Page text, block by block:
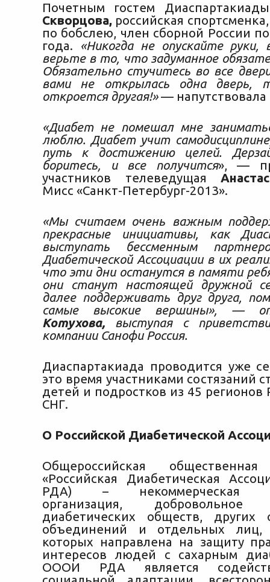
Почетным гостем
Скворцова, российская
по бобслею, член сборной России
года. «Никогда не опускайте руки,
верьте в то, что задуманное
Обязательно стучитесь во все
вами не открылась одна дверь,
откроется другая!»—
«Диабет не помешал мне
люблю. Диабет учит
путь к достижению целей.
боритесь, и все получится», —
участников телеведущая
Мисс «Санкт-Петербург-2013».
«Мы считаем очень важным
прекрасные инициативы, как
выступать бессменным
Диабетической Ассоциации в их
что эти дни останутся в памяти
они станут настоящей дружной
далее поддерживать друг друга,
самые высокие вершины», —
Котухова, выступая с
компании Санофи Россия.
Диаспартакиада проводится уже
это время участниками состязаний
детей и подростков из 45 регионов
СНГ.
О Российской Диабетической
Общероссийская общественная
«Российская Диабетическая
РДА) – некоммерческая
организация, добровольное
диабетических обществ, других
объединений и отдельных лиц,
которых направлена на защиту
интересов людей с сахарным
ОООИ РДА является